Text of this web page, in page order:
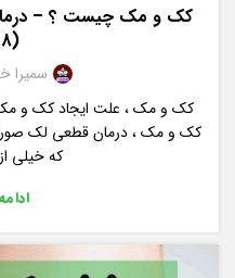
کک و مک چیست ؟ –
(1398)
سمیرا
کک و مک ، علت ایجاد کک و
کک و مک ، درمان قطعی لک
که خیلی